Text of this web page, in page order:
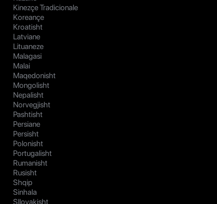
Kinezçe Tradicionale
Koreançe
Kroatisht
Latviane
Lituaneze
Malagasi
Malai
Maqedonisht
Mongolisht
Nepalisht
Norvegjisht
Pashtisht
Persiane
Persisht
Polonisht
Portugalisht
Rumanisht
Rusisht
Shqip
Sinhala
Sllovakisht